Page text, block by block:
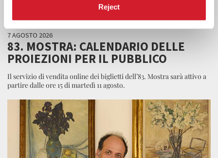
Reject
7 AGOSTO 2026
83. MOSTRA: CALENDARIO DELLE
PROIEZIONI PER IL PUBBLICO
Il servizio di vendita online dei biglietti dell’83. Mostra sarà attivo a
partire dalle ore 15 di martedì 11 agosto.